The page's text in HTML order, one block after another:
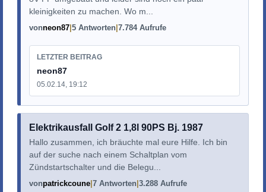
kleinigkeiten zu machen. Wo m...
vonneon87 5 Antworten 7.784 Aufrufe
LETZTER BEITRAG
neon87
05.02.14, 19:12
Elektrikausfall Golf 2 1,8l 90PS Bj. 1987
Hallo zusammen, ich bräuchte mal eure Hilfe. Ich bin
auf der suche nach einem Schaltplan vom
Zündstartschalter und die Belegu...
vonpatrickcoune 7 Antworten 3.288 Aufrufe